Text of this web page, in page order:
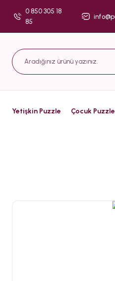
0 850 305 18
85
Yetişkin Puzzle Çocuk Puzzle